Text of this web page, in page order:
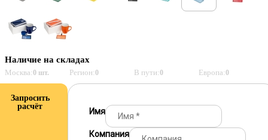
Наличие на складах
Москва:0 шт. Регион:0 В пути:0 Европа:0
Запросить
расчёт
Имя
Компания